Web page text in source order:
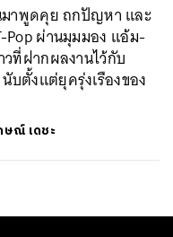
มาพูดคุย ถกปัญหา และ
Pop ผ่านมุมมอง แอ้ม-
ที่ฝากผลงานไว้กับ
บตั้งแต่ยุครุ่งเรืองของ
ณ์ เดชะ